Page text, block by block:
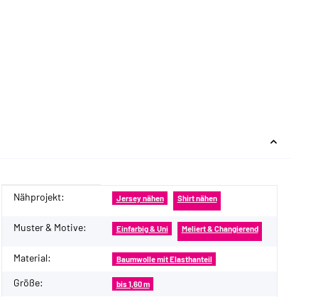
Produkteigenschaft
Wert
Nähprojekt: Jersey nähen Shirt nähen
Muster & Motive: Einfarbig & Uni Meliert & Changierend
Material: Baumwolle mit Elasthanteil
Größe: bis 1,60 m